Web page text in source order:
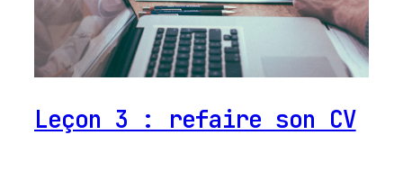
Leçon 3 : refaire son CV